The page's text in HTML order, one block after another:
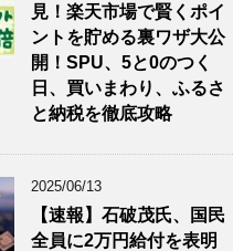
見！楽天市場で賢くポイ
ントを貯める裏ワザ大公
開！SPU、5と0のつく
日、買いまわり、ふるさ
と納税を徹底攻略
2025/06/13
【速報】石破茂氏、国民
全員に2万円給付を表明